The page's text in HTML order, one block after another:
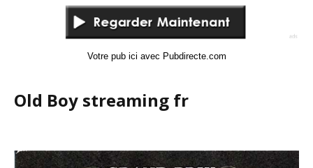
Votre pub ici avec Pubdirecte.com
Old Boy streaming fr